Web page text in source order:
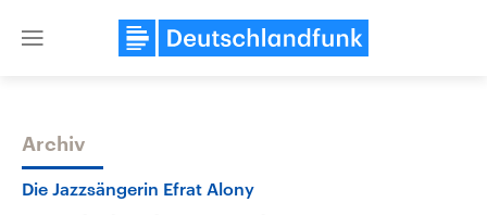
Close
Themen
Archiv
Die Jazzsängerin Efrat Alony